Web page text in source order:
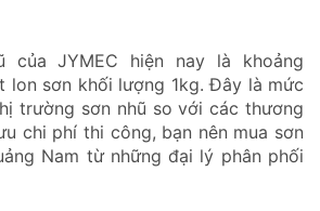
của JYMEC hiện nay là khoảng
lon sơn khối lượng 1kg. Đây là mức
trường sơn nhũ so với các thương
chi phí thi công, bạn nên mua sơn
Nam từ những đại lý phân phối